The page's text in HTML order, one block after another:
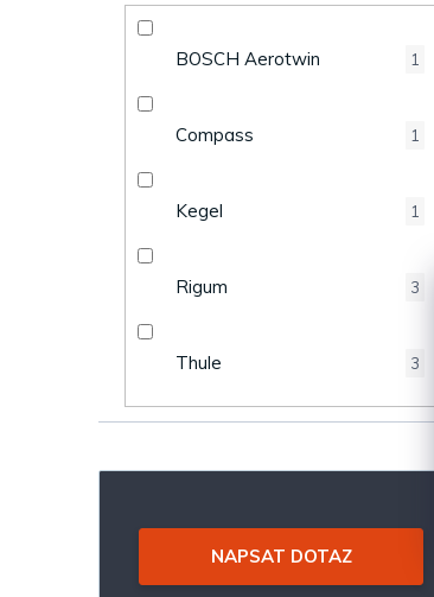
BOSCH Aerotwin 1
Compass 1
Kegel 1
Rigum 3
Thule 3
NAPSAT DOTAZ